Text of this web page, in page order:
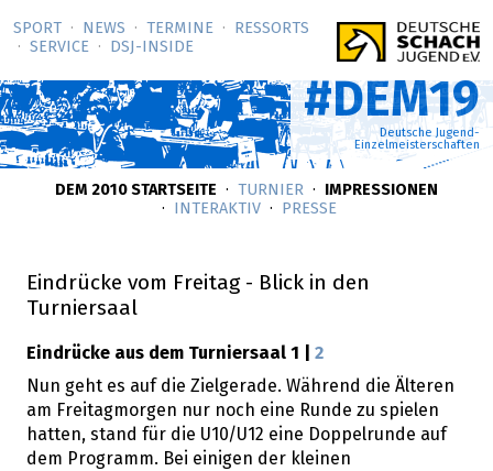
SPORT NEWS TERMINE
RESSORTS
SERVICE
DSJ-­INSIDE
#DEM19
Deutsche Jugend-
Einzelmeisterschaften
DEM 2010 STARTSEITE TURNIER
IMPRESSIONEN
INTERAKTIV
PRESSE
Eindrücke vom Freitag - Blick in den
Turniersaal
Eindrücke aus dem Turniersaal 1 | 2
Nun geht es auf die Zielgerade. Während die Älteren
am Freitagmorgen nur noch eine Runde zu spielen
hatten, stand für die U10/U12 eine Doppelrunde auf
dem Programm. Bei einigen der kleinen